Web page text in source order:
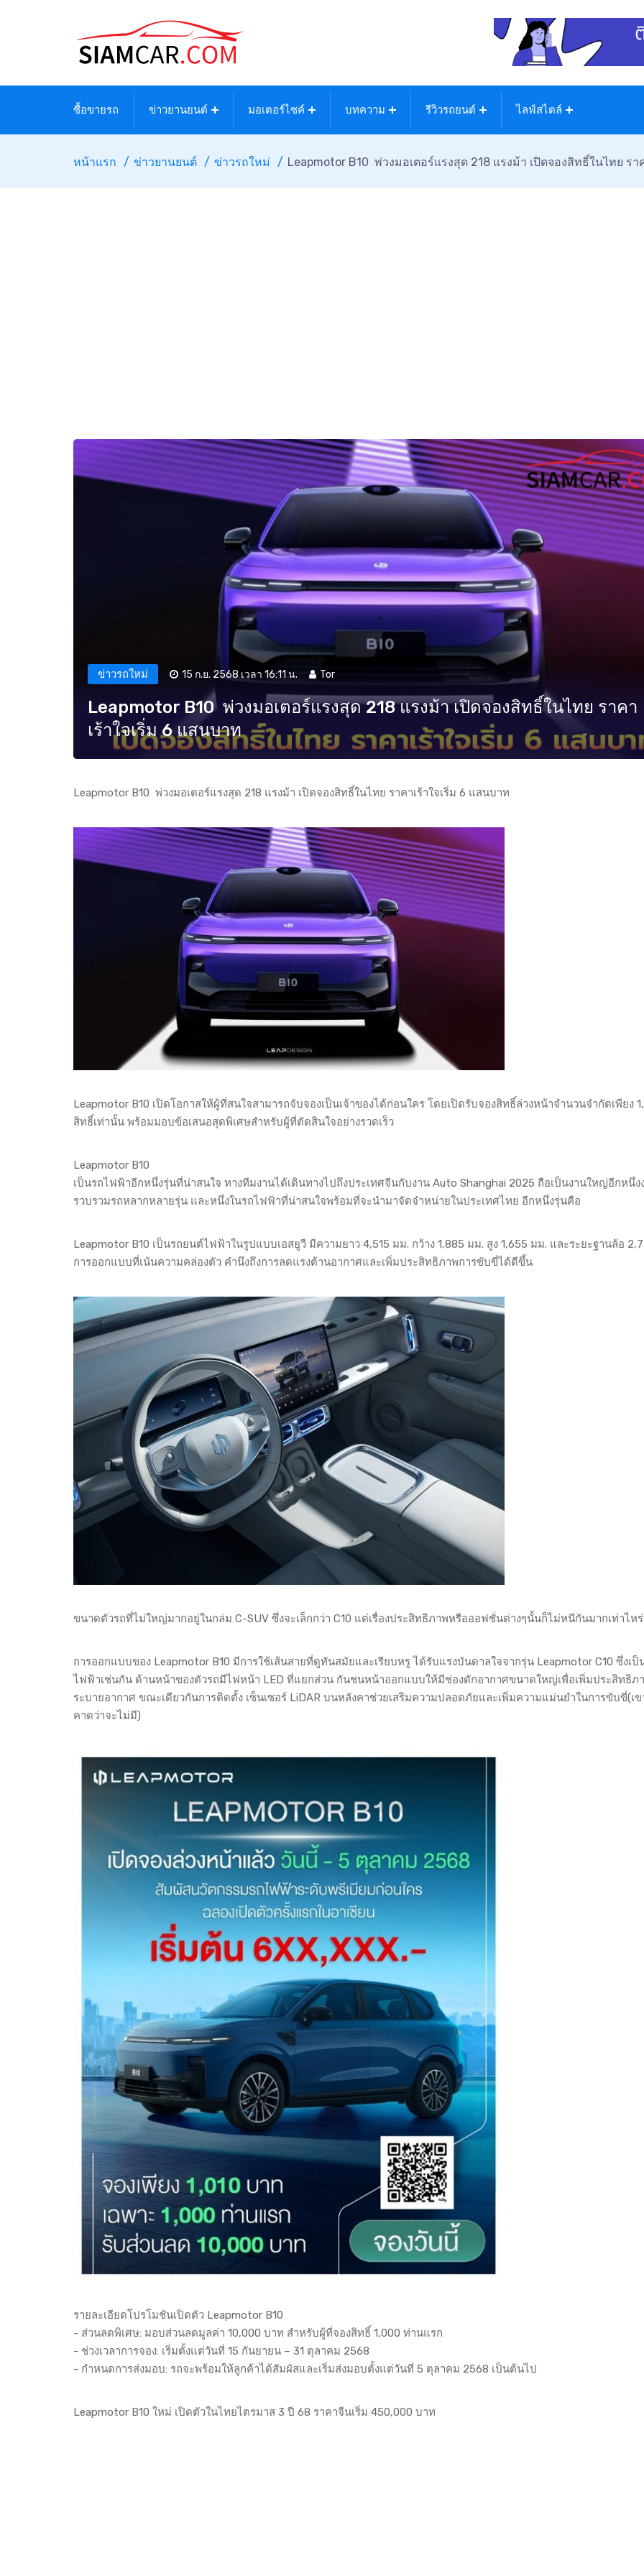
ซื้อขายรถ ข่าวยานยนต์ มอเตอร์ไซค์ บทความ รีวิวรถยนต์ ไลฟ์สไตล์
หน้าแรก ข่าวยานยนต์ ข่าวรถใหม่ Leapmotor B10 พ่วงมอเตอร์แรงสุด 218 แรงม้า เปิดจองสิทธิ์ในไทย รา
ข่าวรถใหม่ 15 ก.ย. 2568 เวลา 16:11 น. Tor
Leapmotor B10 พ่วงมอเตอร์แรงสุด 218 แรงม้า เปิดจองสิทธิ์ในไทย ราคา
เร้าใจเริ่ม 6 แสนบาท
Leapmotor B10 พ่วงมอเตอร์แรงสุด 218 แรงม้า เปิดจองสิทธิ์ในไทย ราคาเร้าใจเริ่ม 6 แสนบาท
Leapmotor B10 เปิดโอกาสให้ผู้ที่สนใจสามารถจับจองเป็นเจ้าของได้ก่อนใคร โดยเปิดรับจองสิทธิ์ล่วงหน้าจำนวนจำกัดเพียง
สิทธิ์เท่านั้น พร้อมมอบข้อเสนอสุดพิเศษสำหรับผู้ที่ตัดสินใจอย่างรวดเร็ว
Leapmotor B10
เป็นรถไฟฟ้าอีกหนึ่งรุ่นที่น่าสนใจ ทางทีมงานได้เดินทางไปถึงประเทศจีนกับงาน Auto Shanghai 2025 ถือเป็นงานใหญ่อีกหนึ่ง
รวบรวมรถหลากหลายรุ่น และหนึ่งในรถไฟฟ้าที่น่าสนใจพร้อมที่จะนำมาจัดจำหน่ายในประเทศไทย อีกหนึ่งรุ่นคือ
Leapmotor B10 เป็นรถยนต์ไฟฟ้าในรูปแบบเอสยูวี มีความยาว 4,515 มม. กว้าง 1,885 มม. สูง 1,655 มม. และระยะฐานล้อ
การออกแบบที่เน้นความคล่องตัว คำนึงถึงการลดแรงต้านอากาศและเพิ่มประสิทธิภาพการขับขี่ได้ดีขึ้น
ขนาดตัวรถที่ไม่ใหญ่มากอยู่ในกล่ม C-SUV ซึ่งจะเล็กกว่า C10 แต่เรื่องประสิทธิภาพหรือออฟชั่นต่างๆนั้นก็ไม่หนีกันมากเท่าไหร่
การออกแบบของ Leapmotor B10 มีการใช้เส้นสายที่ดูทันสมัยและเรียบหรู ได้รับแรงบันดาลใจจากรุ่น Leapmotor C10 ซึ่งเป็
ไฟฟ้าเช่นกัน ด้านหน้าของตัวรถมีไฟหน้า LED ที่แยกส่วน กันชนหน้าออกแบบให้มีช่องดักอากาศขนาดใหญ่เพื่อเพิ่มประสิทธิภ
ระบายอากาศ ขณะเดียวกันการติดตั้ง เซ็นเซอร์ LiDAR บนหลังคาช่วยเสริมความปลอดภัยและเพิ่มความแม่นยำในการขับขี่(เข
คาดว่าจะไม่มี)
รายละเอียดโปรโมชันเปิดตัว Leapmotor B10
- ส่วนลดพิเศษ: มอบส่วนลดมูลค่า 10,000 บาท สำหรับผู้ที่จองสิทธิ์ 1,000 ท่านแรก
- ช่วงเวลาการจอง: เริ่มตั้งแต่วันที่ 15 กันยายน – 31 ตุลาคม 2568
- กำหนดการส่งมอบ: รถจะพร้อมให้ลูกค้าได้สัมผัสและเริ่มส่งมอบตั้งแต่วันที่ 5 ตุลาคม 2568 เป็นต้นไป
Leapmotor B10 ใหม่ เปิดตัวในไทยไตรมาส 3 ปี 68 ราคาจีนเริ่ม 450,000 บาท